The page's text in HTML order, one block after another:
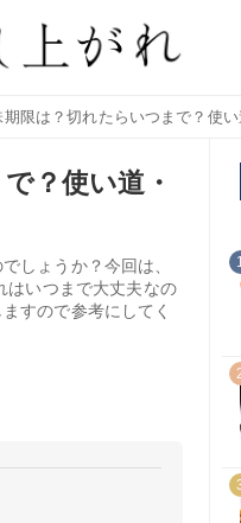
限は？切れたらいつまで？使い
？使い道・
しょうか？今回は、
はいつまで大丈夫なの
すので参考にしてく